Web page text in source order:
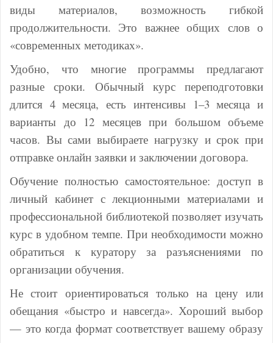
виды материалов, возможность гибкой
продолжительности. Это важнее общих слов о
«современных методиках».
Удобно, что многие программы предлагают
разные сроки. Обычный курс переподготовки
длится 4 месяца, есть интенсивы 1–3 месяца и
варианты до 12 месяцев при большом объеме
часов. Вы сами выбираете нагрузку и срок при
отправке онлайн заявки и заключении договора.
Обучение полностью самостоятельное: доступ в
личный кабинет с лекционными материалами и
профессиональной библиотекой позволяет изучать
курс в удобном темпе. При необходимости можно
обратиться к куратору за разъяснениями по
организации обучения.
Не стоит ориентироваться только на цену или
обещания «быстро и навсегда». Хороший выбор
— это когда формат соответствует вашему образу